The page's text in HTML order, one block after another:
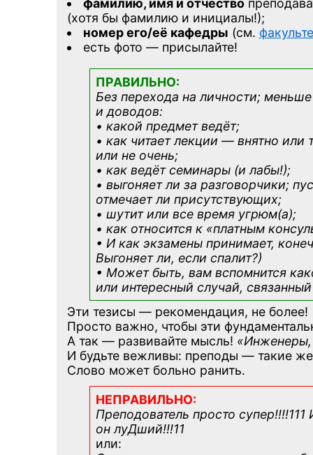
фамилию, имя и отчество
(хотя бы фамилию и инициалы!);
номер его/её кафедры (см.
есть фото — присылайте!
ПРАВИЛЬНО:
Без перехода на личности;
и доводов:
• какой предмет ведёт;
• как читает лекции — внятно или
или не очень;
• как ведёт семинары (и лабы!);
• выгоняет ли за разговорчики;
отмечает ли присутствующих;
• шутит или все время угрюм(а);
• как относится к «платным
• И как экзамены принимает,
Выгоняет ли, если спалит?)
• Может быть, вам вспомнится
или интересный случай,
Эти тезисы — рекомендация, не более!
Просто важно, чтобы эти
А так — развивайте мысль!
И будьте вежливы: преподы — такие
Слово может больно ранить.
НЕПРАВИЛЬНО:
Преподователь просто
он луДший!!!11
или: